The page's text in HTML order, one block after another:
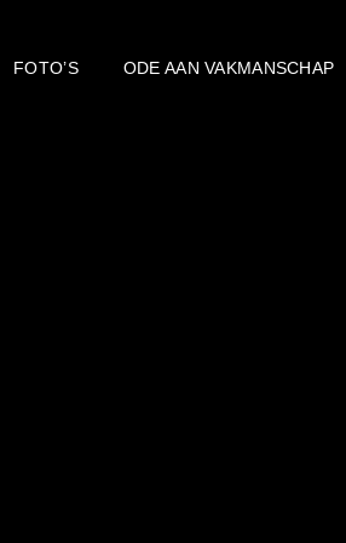
FOTO’S ODE AAN VAKMANSCHAP